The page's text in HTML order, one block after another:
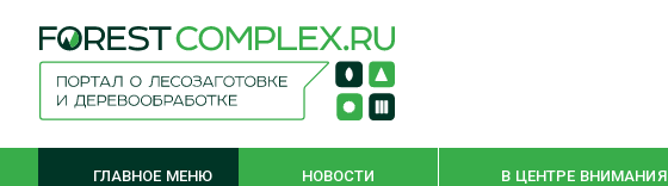
ГЛАВНОЕ МЕНЮ НОВОСТИ В ЦЕНТРЕ ВНИМАНИЯ